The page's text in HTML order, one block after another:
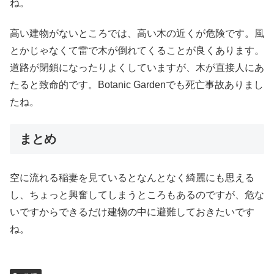
ね。
高い建物がないところでは、高い木の近くが危険です。風
とかじゃなくて雷で木が倒れてくることが良くあります。
道路が閉鎖になったりよくしていますが、木が直接人にあ
たると致命的です。Botanic Gardenでも死亡事故ありまし
たね。
まとめ
空に流れる稲妻を見ているとなんとなく綺麗にも思える
し、ちょっと興奮してしまうところもあるのですが、危な
いですからできるだけ建物の中に避難しておきたいです
ね。